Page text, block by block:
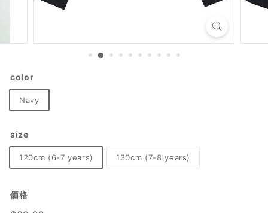
color
Navy
size
120cm (6-7 years) 130cm (7-8 years)
価格